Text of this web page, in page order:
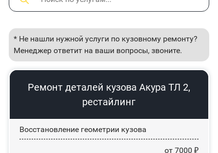
* Не нашли нужной услуги по кузовному ремонту?
Менеджер ответит на ваши вопросы, звоните.
Ремонт деталей кузова Акура ТЛ 2,
рестайлинг
Восстановление геометрии кузова
от 7000 ₽